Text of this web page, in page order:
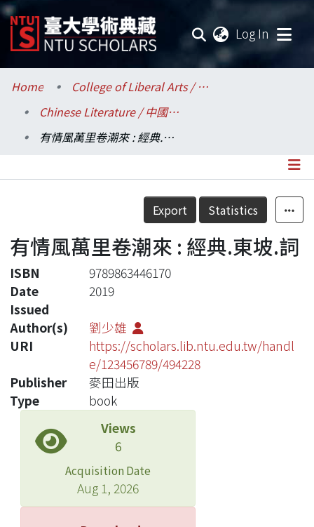
Log In
Communities & Collections
Research Outputs
Statistics
Home
College of Liberal Arts / 文學院
Chinese Literature / 中國文學系
有情風萬里卷潮來 : 經典.東坡.詞
Details
Export Statistics
有情風萬里卷潮來 : 經典.東坡.詞
ISBN
9789863446170
Date
Issued
2019
Author(s)
劉少雄
URI
https://scholars.lib.ntu.edu.tw/handl
e/123456789/494228
Publisher
麥田出版
Type
book
Views
6
Acquisition Date
Aug 1, 2026